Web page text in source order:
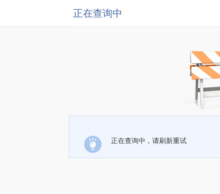
正在查询中
正在查询中，请刷新重试